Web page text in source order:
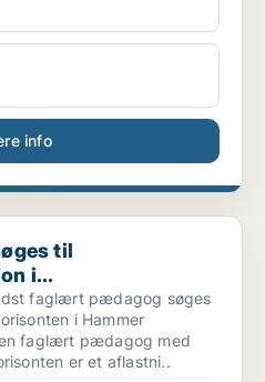
info
i...
til
i...
faglært pædagog søges
i Hammer
faglært pædagog med
er et aflastni..